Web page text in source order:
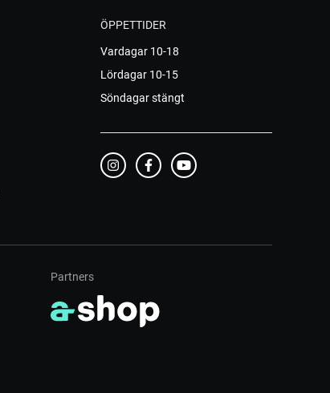
ÖPPETTIDER
Vardagar 10-18
Lördagar 10-15
Söndagar stängt
Partners